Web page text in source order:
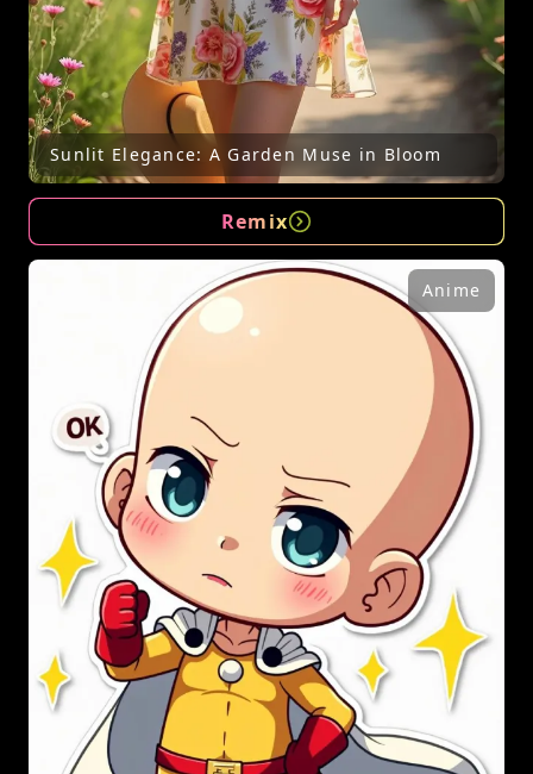
Sunlit Elegance: A Garden Muse in Bloom
Remix
Anime